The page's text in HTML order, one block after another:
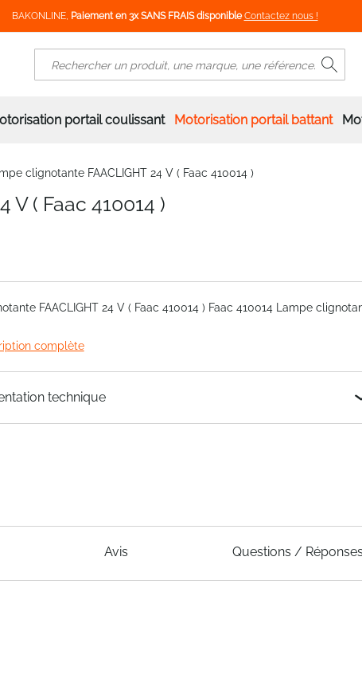
BAKONLINE, Paiement en 3x SANS FRAIS disponible Contactez nous !
portail coulissant Motorisation portail battant
clignotante FAACLIGHT 24 V ( Faac 410014 )
V ( Faac 410014 )
FAACLIGHT 24 V ( Faac 410014 ) Faac 410014 Lampe
complète
technique
Avis Questions / Réponses